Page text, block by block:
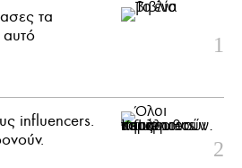
τα
αυτό
influencers.